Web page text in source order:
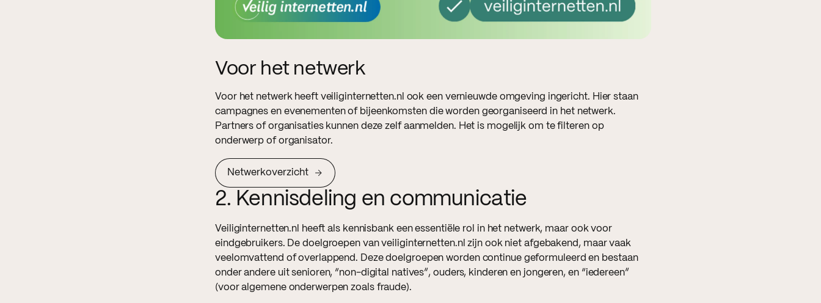
Voor het netwerk
Voor het netwerk heeft veiliginternetten.nl ook een vernieuwde omgeving ingericht. Hier staan
campagnes en evenementen of bijeenkomsten die worden georganiseerd in het netwerk.
Partners of organisaties kunnen deze zelf aanmelden. Het is mogelijk om te filteren op
onderwerp of organisator.
Netwerkoverzicht
2. Kennisdeling en communicatie
Veiliginternetten.nl heeft als kennisbank een essentiële rol in het netwerk, maar ook voor
eindgebruikers. De doelgroepen van veiliginternetten.nl zijn ook niet afgebakend, maar vaak
veelomvattend of overlappend. Deze doelgroepen worden continue geformuleerd en bestaan
onder andere uit senioren, “non-digital natives”, ouders, kinderen en jongeren, en “iedereen”
(voor algemene onderwerpen zoals fraude).